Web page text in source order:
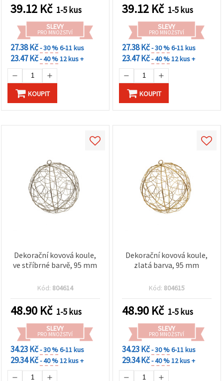
39.12 Kč 1-5 kus
SLEVY
PRO MNOŽSTVÍ
27.38 Kč- 30 %6-11 kus
23.47 Kč- 40 %12 kus +
KOUPIT
39.12 Kč 1-5 kus
SLEVY
PRO MNOŽSTVÍ
27.38 Kč- 30 %6-11 kus
23.47 Kč- 40 %12 kus +
KOUPIT
Dekorační kovová koule,
ve stříbrné barvě, 95 mm
Kód: 804614
48.90 Kč 1-5 kus
SLEVY
PRO MNOŽSTVÍ
34.23 Kč- 30 %6-11 kus
29.34 Kč- 40 %12 kus +
Dekorační kovová koule,
zlatá barva, 95 mm
Kód: 804615
48.90 Kč 1-5 kus
SLEVY
PRO MNOŽSTVÍ
34.23 Kč- 30 %6-11 kus
29.34 Kč- 40 %12 kus +